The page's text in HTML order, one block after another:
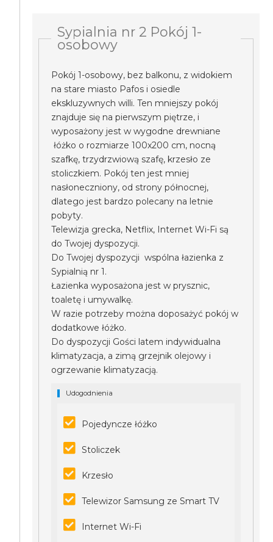
Sypialnia nr 2 Pokój 1-
osobowy
Pokój 1-osobowy, bez balkonu, z widokiem
na stare miasto Pafos i osiedle
ekskluzywnych willi. Ten mniejszy pokój
znajduje się na pierwszym piętrze, i
wyposażony jest w wygodne drewniane
łóżko o rozmiarze 100x200 cm, nocną
szafkę, trzydrzwiową szafę, krzesło ze
stoliczkiem. Pokój ten jest mniej
nasłoneczniony, od strony północnej,
dlatego jest bardzo polecany na letnie
pobyty.
Telewizja grecka, Netflix, Internet Wi-Fi są
do Twojej dyspozycji.
Do Twojej dyspozycji wspólna łazienka z
Sypialnią nr 1.
Łazienka wyposażona jest w prysznic,
toaletę i umywalkę.
W razie potrzeby można doposażyć pokój w
dodatkowe łóżko.
Do dyspozycji Gości latem indywidualna
klimatyzacja, a zimą grzejnik olejowy i
ogrzewanie klimatyzacją.
Udogodnienia
Pojedyncze łóżko
Stoliczek
Krzesło
Telewizor Samsung ze Smart TV
Internet Wi-Fi